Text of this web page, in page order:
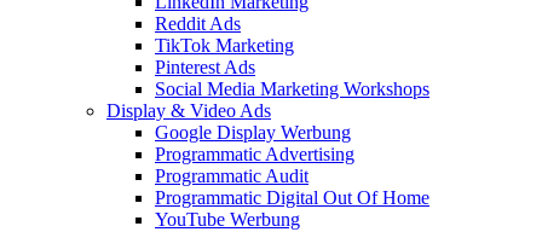
Reddit Ads
TikTok Marketing
Pinterest Ads
Social Media Marketing Workshops
Display & Video Ads
Google Display Werbung
Programmatic Advertising
Programmatic Audit
Programmatic Digital Out Of Home
YouTube Werbung